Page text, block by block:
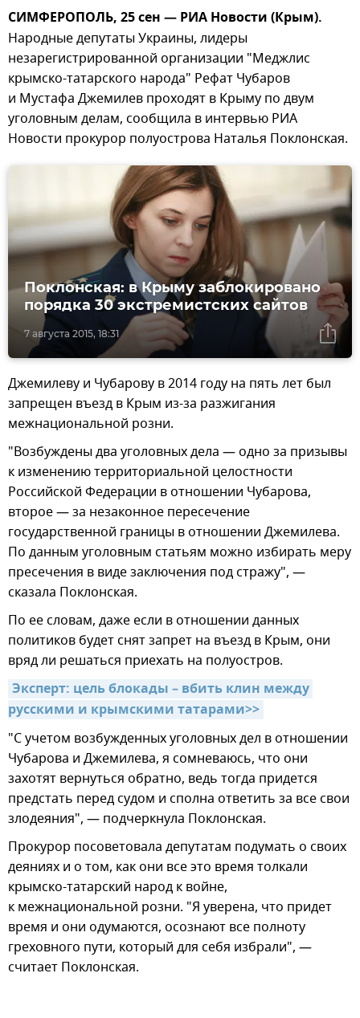
СИМФЕРОПОЛЬ, 25 сен — РИА Новости (Крым).
Народные депутаты Украины, лидеры
незарегистрированной организации "Меджлис
крымско-татарского народа" Рефат Чубаров
и Мустафа Джемилев проходят в Крыму по двум
уголовным делам, сообщила в интервью РИА
Новости прокурор полуострова Наталья Поклонская.
7 августа 2015, 18:31
Поклонская: в Крыму заблокировано
порядка 30 экстремистских сайтов
Джемилеву и Чубарову в 2014 году на пять лет был
запрещен въезд в Крым из-за разжигания
межнациональной розни.
"Возбуждены два уголовных дела — одно за призывы
к изменению территориальной целостности
Российской Федерации в отношении Чубарова,
второе — за незаконное пересечение
государственной границы в отношении Джемилева.
По данным уголовным статьям можно избирать меру
пресечения в виде заключения под стражу", —
сказала Поклонская.
По ее словам, даже если в отношении данных
политиков будет снят запрет на въезд в Крым, они
вряд ли решаться приехать на полуостров.
Эксперт: цель блокады – вбить клин между
русскими и крымскими татарами>>
"С учетом возбужденных уголовных дел в отношении
Чубарова и Джемилева, я сомневаюсь, что они
захотят вернуться обратно, ведь тогда придется
предстать перед судом и сполна ответить за все свои
злодеяния", — подчеркнула Поклонская.
Прокурор посоветовала депутатам подумать о своих
деяниях и о том, как они все это время толкали
крымско-татарский народ к войне,
к межнациональной розни. "Я уверена, что придет
время и они одумаются, осознают все полноту
греховного пути, который для себя избрали", —
считает Поклонская.